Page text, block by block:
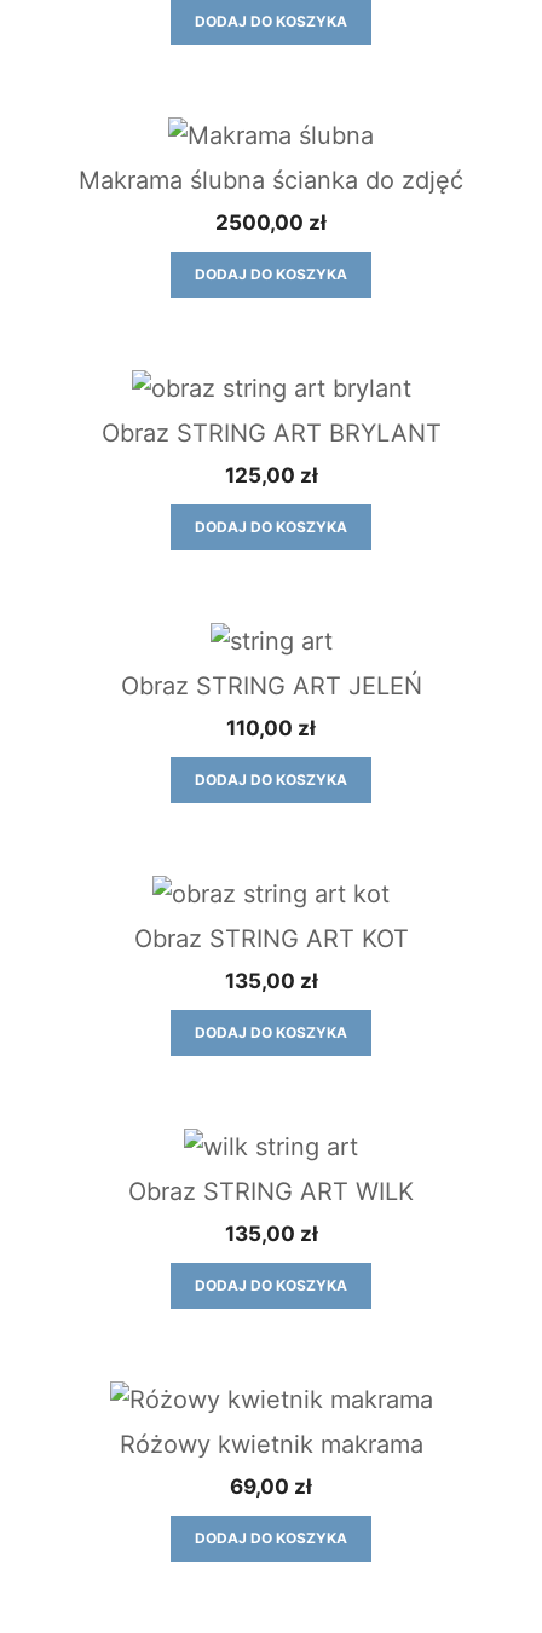
DODAJ DO KOSZYKA
Makrama ślubna ścianka do zdjęć
2500,00 zł
DODAJ DO KOSZYKA
Obraz STRING ART BRYLANT
125,00 zł
DODAJ DO KOSZYKA
Obraz STRING ART JELEŃ
110,00 zł
DODAJ DO KOSZYKA
Obraz STRING ART KOT
135,00 zł
DODAJ DO KOSZYKA
Obraz STRING ART WILK
135,00 zł
DODAJ DO KOSZYKA
Różowy kwietnik makrama
69,00 zł
DODAJ DO KOSZYKA